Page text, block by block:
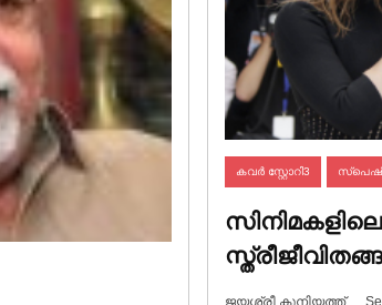
കവർ സ്റ്റോറി3
ജയശ്രീ കുനിയത്ത്